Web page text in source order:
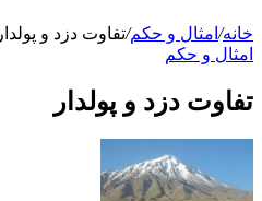
خانه/ امثال و حکم/تفاوت دزد و پولدار
امثال و حکم
تفاوت دزد و پولدار